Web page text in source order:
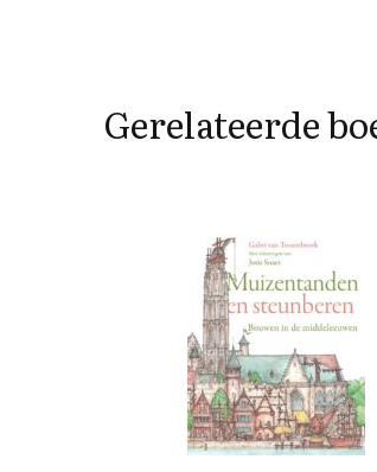
Gerelateerde